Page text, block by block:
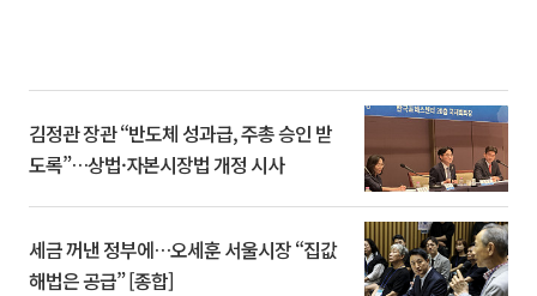
김정관 장관 “반도체 성과급, 주총 승인 받
도록”…상법·자본시장법 개정 시사
세금 꺼낸 정부에…오세훈 서울시장 “집값
해법은 공급” [종합]